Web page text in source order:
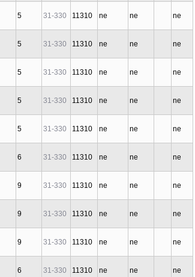
5 31-330 11310 ne ne ne
5 31-330 11310 ne ne ne
5 31-330 11310 ne ne ne
5 31-330 11310 ne ne ne
5 31-330 11310 ne ne ne
6 31-330 11310 ne ne ne
9 31-330 11310 ne ne ne
9 31-330 11310 ne ne ne
9 31-330 11310 ne ne ne
6 31-330 11310 ne ne ne